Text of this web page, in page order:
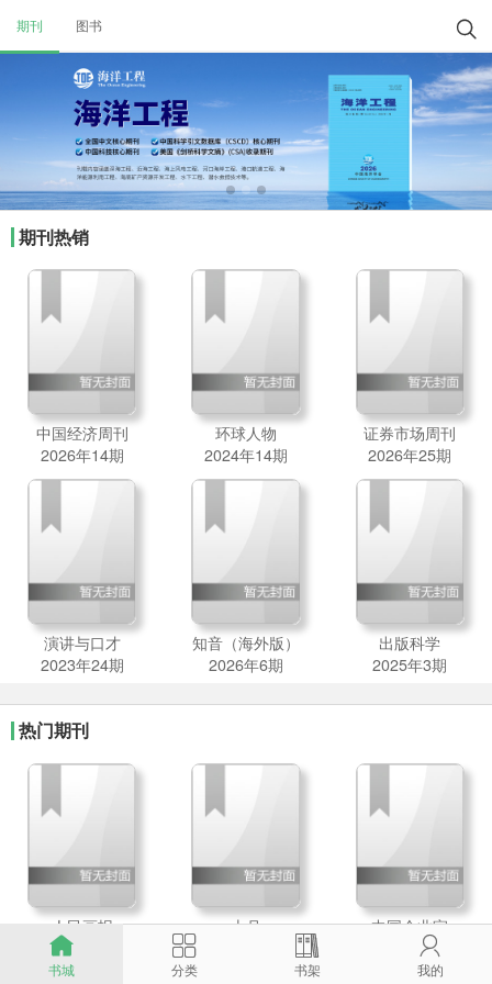
期刊 图书 
期刊热销
中国经济周刊
2026年14期
环球人物
2024年14期
证券市场周刊
2026年25期
演讲与口才
2023年24期
知音（海外版）
2026年6期
出版科学
2025年3期
热门期刊
人民画报
2026年7期
十月
中国企业家
2026年6期

书城

分类

书架

我的